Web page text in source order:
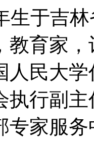
生于吉
教育家
人民大
执行副
专家服